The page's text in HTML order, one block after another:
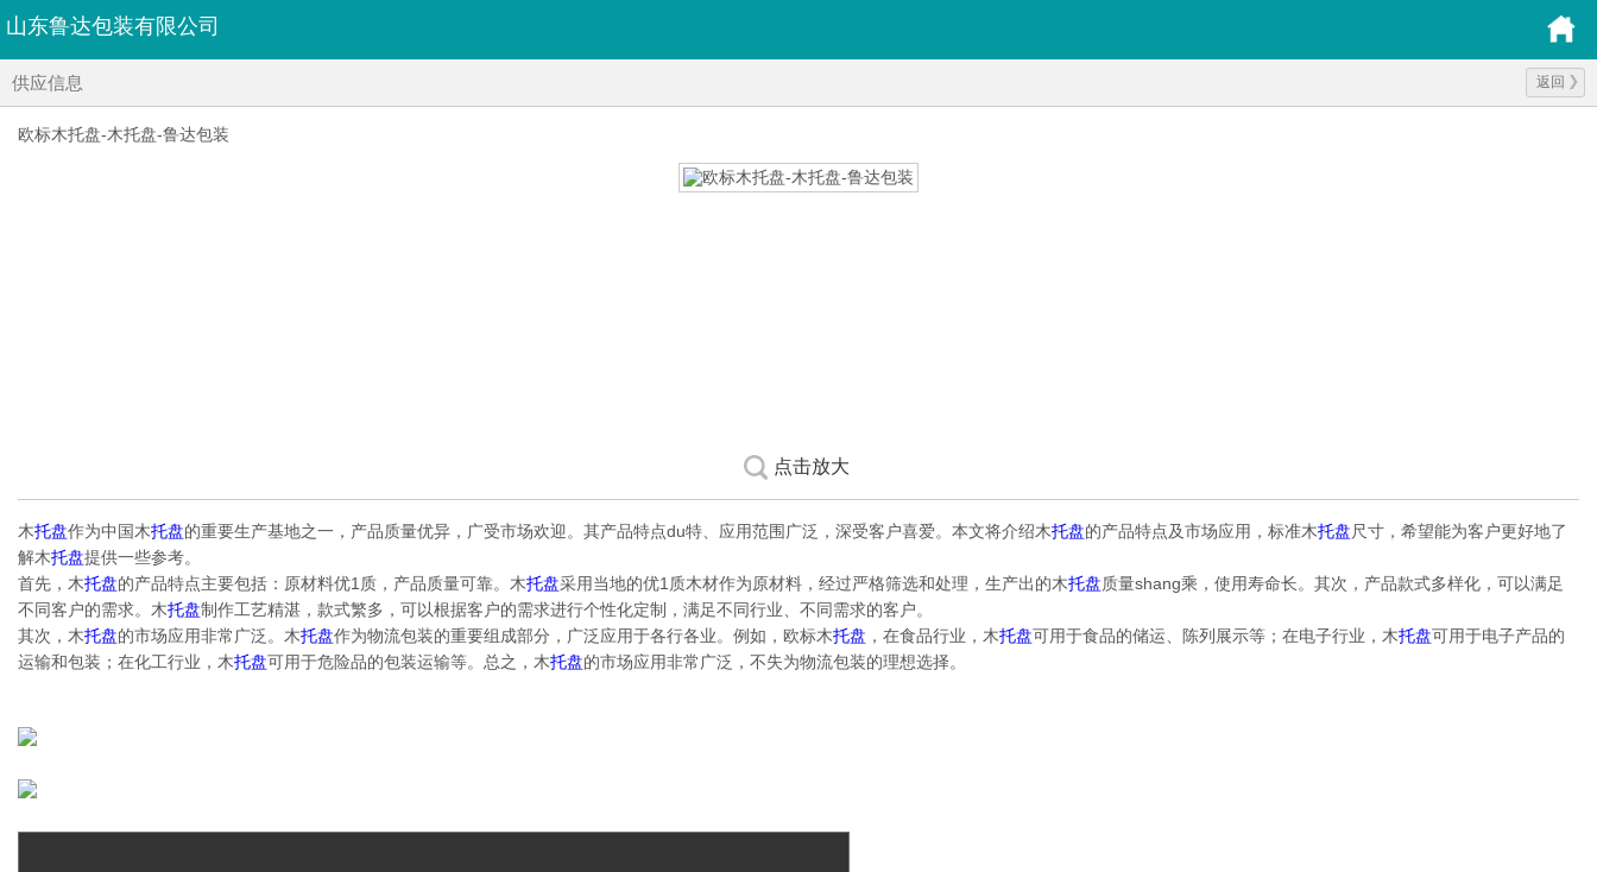
山东鲁达包装有限公司
供应信息 返回
欧标木托盘-木托盘-鲁达包装
点击放大
木托盘作为中国木托盘的重要生产基地之一，产品质量优异，广受市场欢迎。其产品特点du特、应用范围广泛，深受客户喜爱。本文将介绍木托盘的产品特点及市场应用，标准木托盘尺寸，希望能为客户更好地了
解木托盘提供一些参考。
首先，木托盘的产品特点主要包括：原材料优1质，产品质量可靠。木托盘采用当地的优1质木材作为原材料，经过严格筛选和处理，生产出的木托盘质量shang乘，使用寿命长。其次，产品款式多样化，可以满足
不同客户的需求。木托盘制作工艺精湛，款式繁多，可以根据客户的需求进行个性化定制，满足不同行业、不同需求的客户。
其次，木托盘的市场应用非常广泛。木托盘作为物流包装的重要组成部分，广泛应用于各行各业。例如，欧标木托盘 ，在食品行业，木托盘可用于食品的储运、陈列展示等；在电子行业，木托盘可用于电子产品的
运输和包装；在化工行业，木托盘可用于危险品的包装运输等。总之，木托盘的市场应用非常广泛，不失为物流包装的理想选择。